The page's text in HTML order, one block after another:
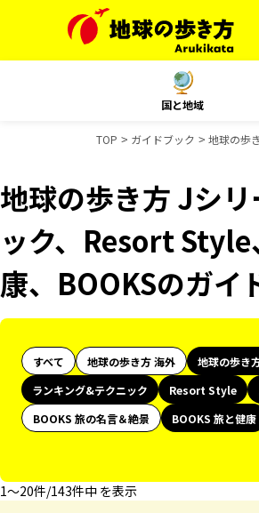
国と地域
TOP ガイドブック 地球の歩
地球の歩き方 Jシ
ック、Resort Style
康、BOOKSのガイ
すべて 地球の歩き方 海外 地球の歩き
ランキング&テクニック
Resort Style
BOOKS 旅の名言＆絶景
BOOKS 旅と健康
1〜20件/143件中 を表示